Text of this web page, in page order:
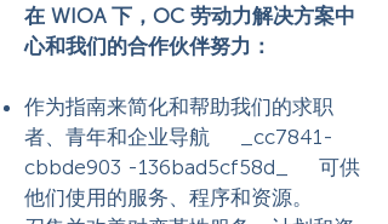
在 WIOA 下，OC 劳动力解决方案中
心和我们的合作伙伴努力：
作为指南来简化和帮助我们的求职
者、青年和企业导航 _cc7841-
cbbde903 -136bad5cf58d_ 可供
他们使用的服务、程序和资源。